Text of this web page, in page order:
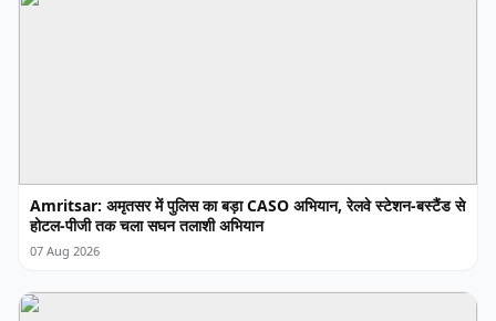
Amritsar: अमृतसर में पुलिस का बड़ा CASO अभियान, रेलवे स्टेशन-बस्टैंड से
होटल-पीजी तक चला सघन तलाशी अभियान
07 Aug 2026